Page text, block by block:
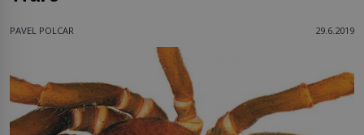
PAVEL POLCAR 29.6.2019